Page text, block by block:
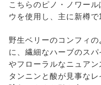
こちらのピノ・ノワール
ウを使用し、主に新樽で
野生ベリーのコンフィ
に、繊細なハーブのス
やフローラルなニュア
タンニンと酸が見事なレ